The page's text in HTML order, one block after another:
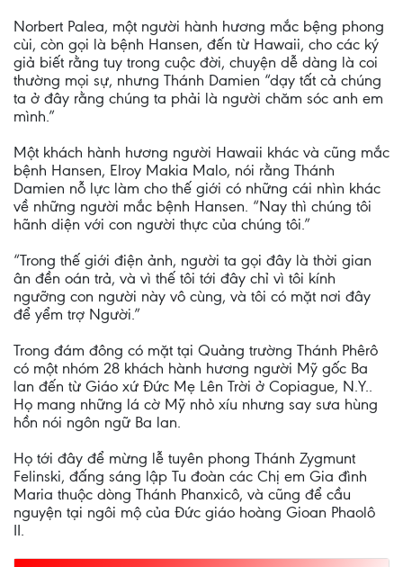
Norbert Palea, một người hành hương mắc bệng phong
cùi, còn gọi là bệnh Hansen, đến từ Hawaii, cho các ký
giả biết rằng tuy trong cuộc đời, chuyện dễ dàng là coi
thường mọi sự, nhưng Thánh Damien “dạy tất cả chúng
ta ở đây rằng chúng ta phải là người chăm sóc anh em
mình.”
Một khách hành hương người Hawaii khác và cũng mắc
bệnh Hansen, Elroy Makia Malo, nói rằng Thánh
Damien nỗ lực làm cho thế giới có những cái nhìn khác
về những người mắc bệnh Hansen. “Nay thì chúng tôi
hãnh diện với con người thực của chúng tôi.”
“Trong thế giới điện ảnh, người ta gọi đây là thời gian
ân đền oán trả, và vì thế tôi tới đây chỉ vì tôi kính
ngưỡng con người này vô cùng, và tôi có mặt nơi đây
để yểm trợ Người.”
Trong đám đông có mặt tại Quảng trường Thánh Phêrô
có một nhóm 28 khách hành hương người Mỹ gốc Ba
lan đến từ Giáo xứ Đức Mẹ Lên Trời ở Copiague, N.Y..
Họ mang những lá cờ Mỹ nhỏ xíu nhưng say sưa hùng
hồn nói ngôn ngữ Ba lan.
Họ tới đây để mừng lễ tuyên phong Thánh Zygmunt
Felinski, đấng sáng lập Tu đoàn các Chị em Gia đình
Maria thuộc dòng Thánh Phanxicô, và cũng để cầu
nguyện tại ngôi mộ của Đức giáo hoàng Gioan Phaolô
II.